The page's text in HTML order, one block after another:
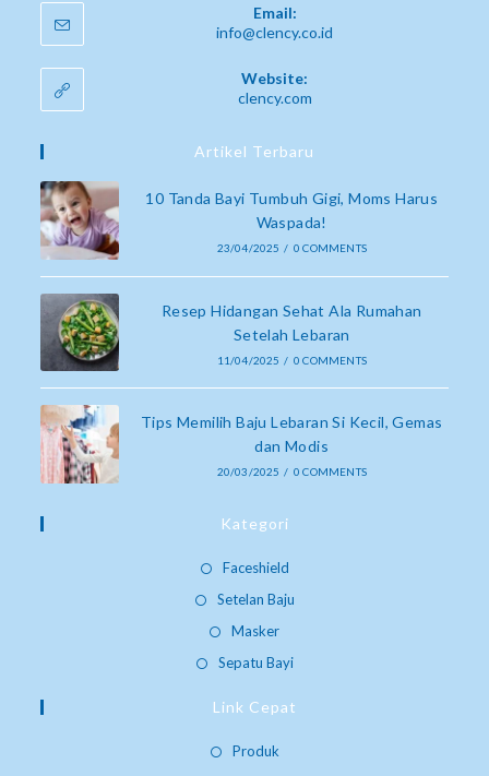
Email:
info@clency.co.id
Website:
clency.com
Artikel Terbaru
10 Tanda Bayi Tumbuh Gigi, Moms Harus
Waspada!
23/04/2025 / 0 COMMENTS
Resep Hidangan Sehat Ala Rumahan
Setelah Lebaran
11/04/2025 / 0 COMMENTS
Tips Memilih Baju Lebaran Si Kecil, Gemas
dan Modis
20/03/2025 / 0 COMMENTS
Kategori
Faceshield
Setelan Baju
Masker
Sepatu Bayi
Link Cepat
Produk